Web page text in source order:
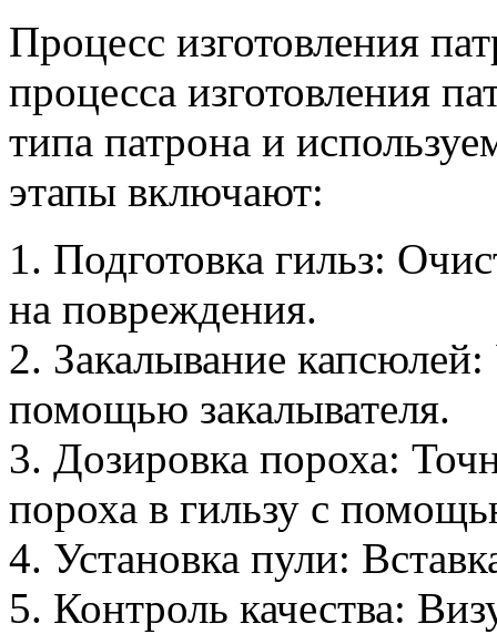
Процесс изготовления
процесса изготовления
типа патрона и
этапы включают:
1. Подготовка гильз:
на повреждения.
2. Закалывание капсюлей:
помощью закалывателя.
3. Дозировка пороха:
пороха в гильзу с
4. Установка пули:
5. Контроль качества: